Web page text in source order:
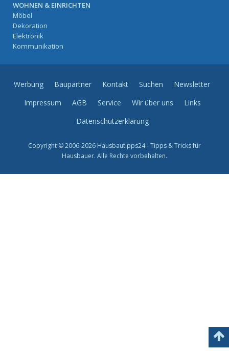
WOHNEN & EINRICHTEN
Möbel
Dekoration
Elektronik
Kommunikation
Werbung Baupartner Kontakt Suchen
Newsletter
Impressum
AGB Service Wir über uns
Links
Datenschutzerklärung
Copyright © 2006-2026 Hausbautipps24 - Tipps & Tricks für
Hausbauer. Alle Rechte vorbehalten.